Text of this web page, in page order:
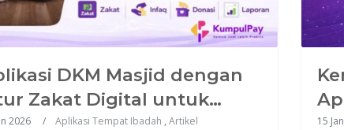
DKM Masjid dengan
Zakat Digital untuk
Zakat Masjid
2026 Aplikasi Tempat Ibadah , Artikel 15